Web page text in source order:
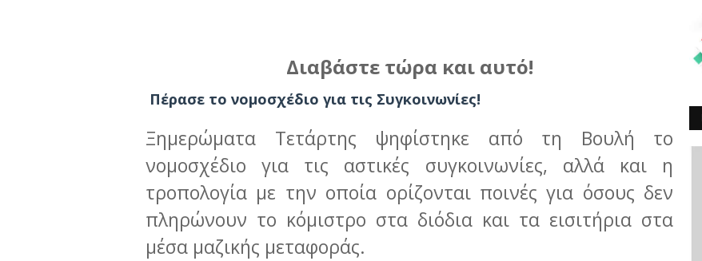
Διαβάστε τώρα και αυτό!
Πέρασε το νομοσχέδιο για τις Συγκοινωνίες!
Ξημερώματα Τετάρτης ψηφίστηκε από τη Βουλή το
νομοσχέδιο για τις αστικές συγκοινωνίες, αλλά και η
τροπολογία με την οποία ορίζονται ποινές για όσους δεν
πληρώνουν το κόμιστρο στα διόδια και τα εισιτήρια στα
μέσα μαζικής μεταφοράς.